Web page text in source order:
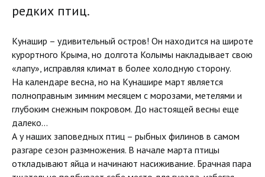
редких птиц.
Кунашир – удивительный остров! Он находится на широте
курортного Крыма, но долгота Колымы накладывает свою
«лапу», исправляя климат в более холодную сторону.
На календаре весна, но на Кунашире март является
полноправным зимним месяцем с морозами, метелями и
глубоким снежным покровом. До настоящей весны еще
далеко…
А у наших заповедных птиц – рыбных филинов в самом
разгаре сезон размножения. В начале марта птицы
откладывают яйца и начинают насиживание. Брачная пара